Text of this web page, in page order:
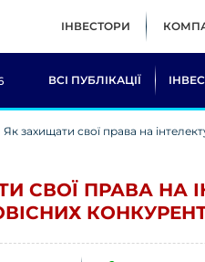
ІНВЕСТОРИ
ВСІ ПУБЛІКАЦІЇ
Як захищати свої права на
СВОЇ ПРАВА НА